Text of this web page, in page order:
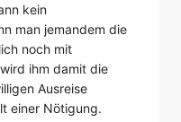
kein
man jemandem die
noch mit
ihm damit die
Ausreise
einer Nötigung.